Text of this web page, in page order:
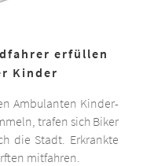
erfüllen
Kinder
Ambulanten Kinder-
trafen sich Biker
die Stadt. Erkrankte
mitfahren.